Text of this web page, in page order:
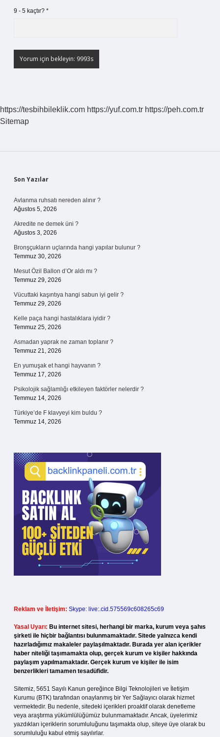
9 - 5 kaçtır? *
https://tesbihbileklik.com https://yuf.com.tr https://peh.com.tr
Sitemap
Sidebar
Son Yazılar
Avlanma ruhsatı nereden alınır ?
Ağustos 5, 2026
Akredite ne demek üni ?
Ağustos 3, 2026
Bronşçukların uçlarında hangi yapılar bulunur ?
Temmuz 30, 2026
Mesut Özil Ballon d’Or aldı mı ?
Temmuz 29, 2026
Vücuttaki kaşıntıya hangi sabun iyi gelir ?
Temmuz 29, 2026
Kelle paça hangi hastalıklara iyidir ?
Temmuz 25, 2026
Asmadan yaprak ne zaman toplanır ?
Temmuz 21, 2026
En yumuşak et hangi hayvanın ?
Temmuz 17, 2026
Psikolojik sağlamlığı etkileyen faktörler nelerdir ?
Temmuz 14, 2026
Türkiye’de F klavyeyi kim buldu ?
Temmuz 14, 2026
Reklam ve İletişim: Skype: live:.cid.575569c608265c69
Yasal Uyarı: Bu internet sitesi, herhangi bir marka, kurum veya şahıs
şirketi ile hiçbir bağlantısı bulunmamaktadır. Sitede yalnızca kendi
hazırladığımız makaleler paylaşılmaktadır. Burada yer alan içerikler
haber niteliği taşımamakta olup, gerçek kurum ve kişiler hakkında
paylaşım yapılmamaktadır. Gerçek kurum ve kişiler ile isim
benzerlikleri tamamen tesadüfidir.
Sitemiz, 5651 Sayılı Kanun gereğince Bilgi Teknolojileri ve İletişim
Kurumu (BTK) tarafından onaylanmış bir Yer Sağlayıcı olarak hizmet
vermektedir. Bu nedenle, sitedeki içerikleri proaktif olarak denetleme
veya araştırma yükümlülüğümüz bulunmamaktadır. Ancak, üyelerimiz
yazdıkları içeriklerin sorumluluğunu taşımakta olup, siteye üye olarak bu
sorumluluğu kabul etmiş sayılırlar.